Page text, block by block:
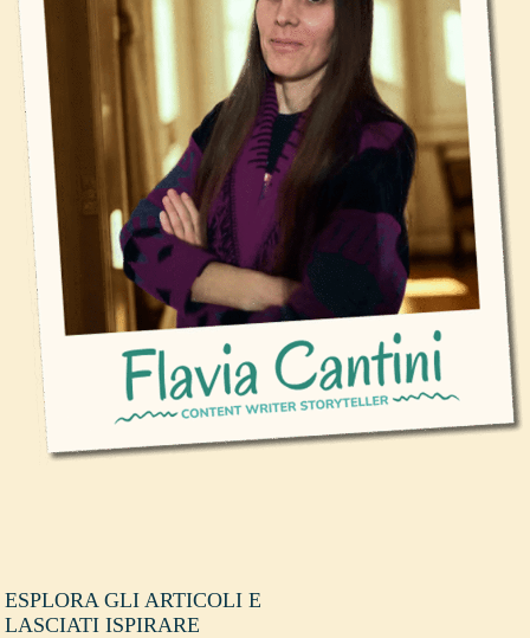
ESPLORA GLI ARTICOLI E
LASCIATI ISPIRARE